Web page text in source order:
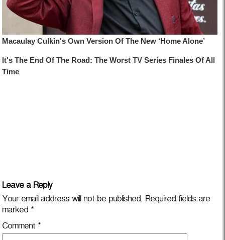
Leave a Reply
Your email address will not be published. Required fields are
marked *
Comment *